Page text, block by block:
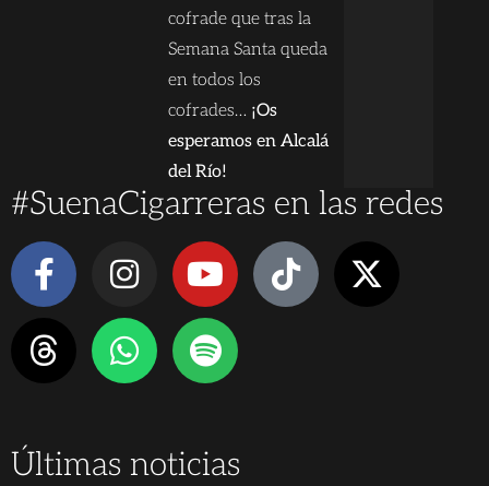
cofrade que tras la
Semana Santa queda
en todos los
cofrades… ¡Os
esperamos en Alcalá
del Río!
#SuenaCigarreras en las redes
Últimas noticias